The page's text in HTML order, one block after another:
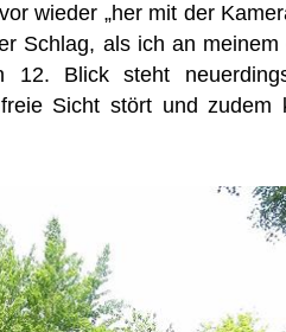
wieder „her mit der
Schlag, als ich an meinem
12. Blick steht
Sicht stört und zudem